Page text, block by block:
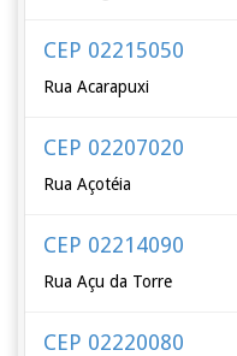
CEP 02215050
Rua Acarapuxi
CEP 02207020
Rua Açotéia
CEP 02214090
Rua Açu da Torre
CEP 02220080